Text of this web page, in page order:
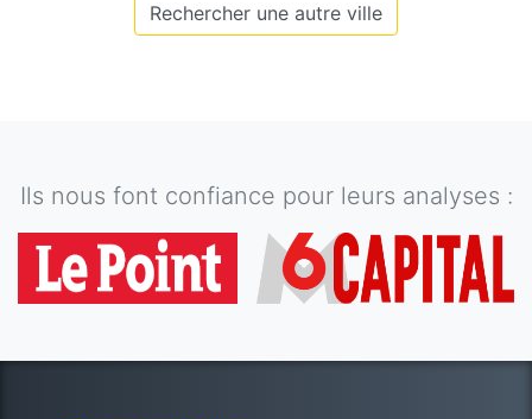
Rechercher une autre ville
Ils nous font confiance pour leurs analyses :